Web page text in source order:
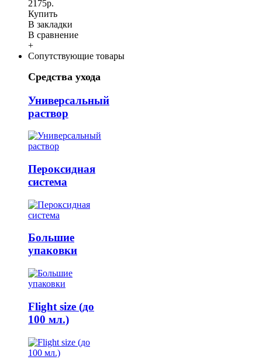
2175р.
Купить
В закладки
В сравнение
+
Сопутствующие товары
Средства ухода
Универсальный
раствор
Пероксидная
система
Большие
упаковки
Flight size (до
100 мл.)